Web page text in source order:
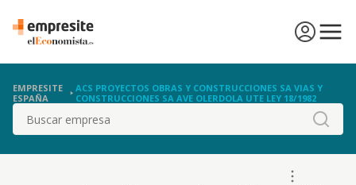
EMPRESITE
ESPAÑA
ACS PROYECTOS OBRAS Y CONSTRUCCIONES SA VIAS Y
CONSTRUCCIONES SA AVE OLERDOLA UTE LEY 18/1982
Buscar